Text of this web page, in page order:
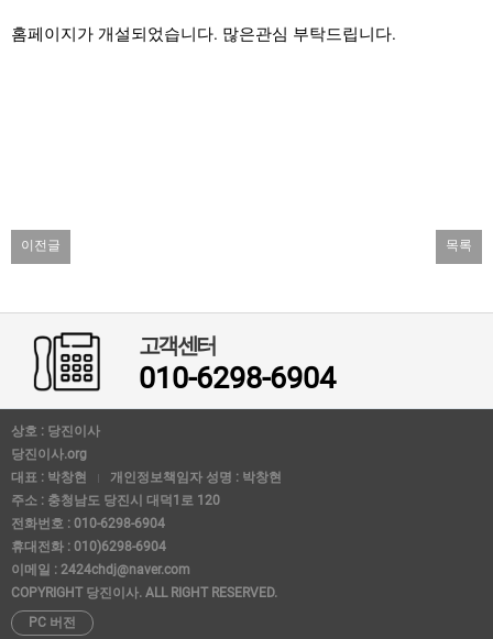
홈페이지가 개설되었습니다. 많은관심 부탁드립니다.
이전글 목록
고객센터
010-6298-6904
상호 : 당진이사
당진이사.org
대표 : 박창현
개인정보책임자 성명 : 박창현
주소 : 충청남도 당진시 대덕1로 120
전화번호 : 010-6298-6904
휴대전화 : 010)6298-6904
이메일 : 2424chdj@naver.com
COPYRIGHT 당진이사. ALL RIGHT RESERVED.
PC 버전